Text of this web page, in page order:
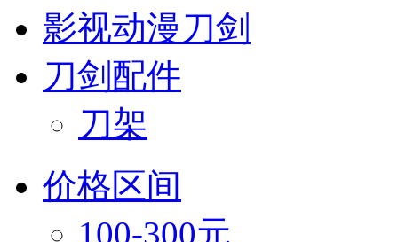
影视动漫刀剑
刀剑配件
刀架
价格区间
100-300元